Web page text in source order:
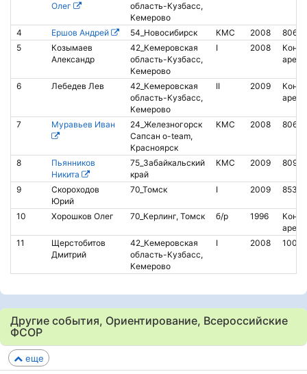
Олег
область-Кузбасс,
Кемерово
4 Ершов Андрей 54_Новосибирск КМС 2008
5
Козымаев
Александр
42_Кемеровская
область-Кузбасс,
Кемерово
I 2008
6 Лебедев Лев
42_Кемеровская
область-Кузбасс,
Кемерово
II 2009
7 Муравьев Иван
24_Железногорск
Сапсан o-team,
Красноярск
КМС 2008
8
Пьянников
Никита
75_Забайкальский
край
КМС 2009
9
Скороходов
Юрий
70_Томск I 2009
10 Хорошков Олег 70_Керлинг, Томск б/р 1996
11
Щерстобитов
Дмитрий
42_Кемеровская
область-Кузбасс,
Кемерово
I 2008
Другие события, Ориентирование, Всероссийские
ФСОР
еще